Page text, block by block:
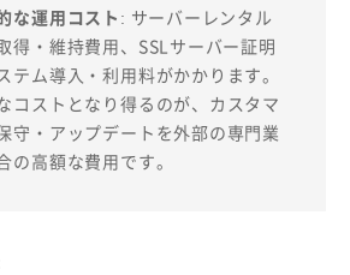
な運用コスト : サーバーレンタル
得・維持費用、SSLサーバー証明
テム導入・利用料がかかります。
コストとなり得るのが、カスタマ
守・アップデートを外部の専門業
の高額な費用です。